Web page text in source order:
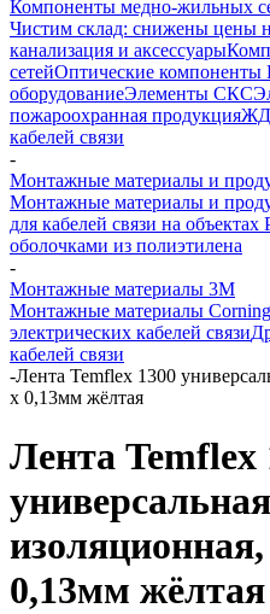
Компоненты медно-жильных
Чистим склад: снижены цены
канализация и аксессуары
сетейОптические
оборудованиеЭлементы СКС
пожароохранная продукцияЖД
кабелей связи
-
Монтажные материалы и
Монтажные материалы и
для кабелей связи на
оболочками из полиэтилена
-
Монтажные материалы 3M
Монтажные материалы Corning
электрических кабелей связи
кабелей связи
-Лента Temflex 1300
х 0,13мм жёлтая
Лента Temflex
универсальная
0,13мм жёлтая